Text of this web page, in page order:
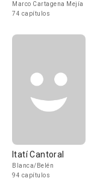
Marco Cartagena Mejía
74 capítulos
Itatí Cantoral
Blanca/Belén
94 capítulos